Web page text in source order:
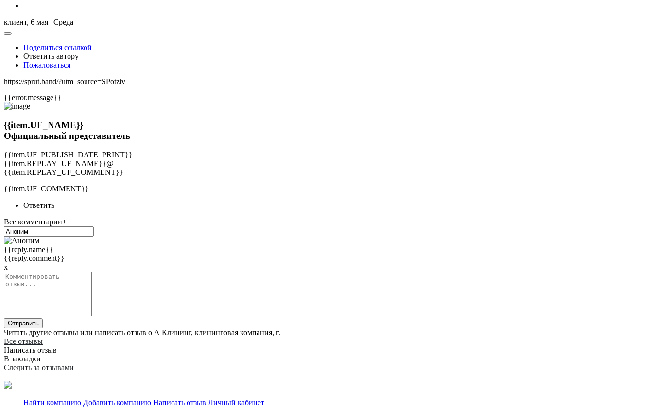
клиент, 6 мая | Среда
Поделиться ссылкой
Ответить автору
Пожаловаться
https://sprut.band/?utm_source=SPotziv
{{error.message}}
{{item.UF_NAME}}
Официальный представитель
{{item.UF_PUBLISH_DATE_PRINT}}
{{item.REPLAY_UF_NAME}}@
{{item.REPLAY_UF_COMMENT}}
{{item.UF_COMMENT}}
Ответить
Все комментарии+
{{reply.name}}
{{reply.comment}}
x
Отправить
Читать другие отзывы или написать отзыв о А Клининг, клининговая компания, г.
Все отзывы
Написать отзыв
В закладки
Следить за отзывами
Найти компанию Добавить компанию Написать отзыв Личный кабинет